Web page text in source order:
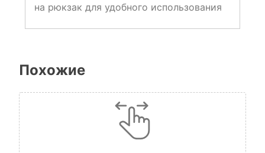
на рюкзак для удобного использования
Похожие